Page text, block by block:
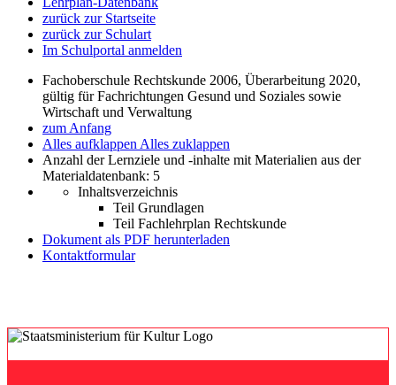
zurück zur Startseite
zurück zur Schulart
Im Schulportal anmelden
Fachoberschule Rechtskunde 2006, Überarbeitung 2020,
gültig für Fachrichtungen Gesund und Soziales sowie
Wirtschaft und Verwaltung
zum Anfang
Alles aufklappen Alles zuklappen
Anzahl der Lernziele und -inhalte mit Materialien aus der
Materialdatenbank: 5
Inhaltsverzeichnis
Teil Grundlagen
Teil Fachlehrplan Rechtskunde
Dokument als PDF herunterladen
Kontaktformular